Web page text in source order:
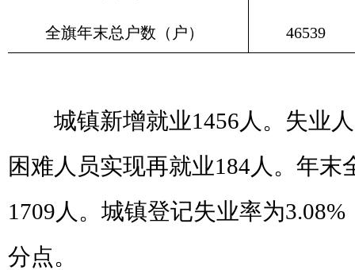
全旗年末总户数（户） 46539
城镇新增就业1456 人。失业
困难人员实现再就业184 人。年末
1709 人。城镇登记失业率为3.08%
分点。